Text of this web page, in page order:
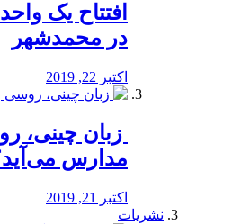
افتتاح یک
در محمدشهر
اکتبر 22, 2019
زبان چینی،
مدارس
اکتبر 21, 2019
نشریات